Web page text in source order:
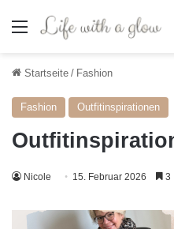
Menü
Startseite / Fashion
Fashion Outfitinspirationen
Nicole 15. Februar 2026 3